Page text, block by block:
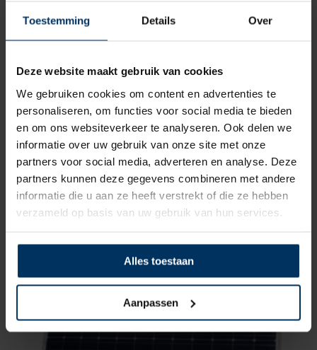
Toestemming Details Over
Deze website maakt gebruik van cookies
We gebruiken cookies om content en advertenties te
personaliseren, om functies voor social media te bieden
en om ons websiteverkeer te analyseren. Ook delen we
informatie over uw gebruik van onze site met onze
partners voor social media, adverteren en analyse. Deze
partners kunnen deze gegevens combineren met andere
informatie die u aan ze heeft verstrekt of die ze hebben
verzameld op basis van uw gebruik van hun services.
Alles toestaan
Aanpassen
Zonnepaneel Victron 12v – 215W
Monocrystalline
Merk: Victron
Artikelnummer: VISPM042152402
€139,76 incl BTW